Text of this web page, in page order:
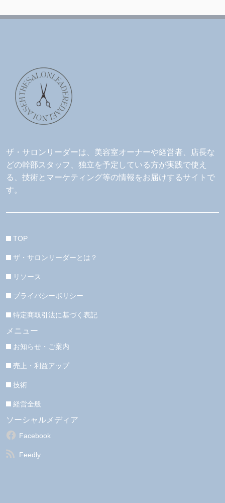
ザ・サロンリーダーは、美容室オーナーや経営者、店長な
どの幹部スタッフ、独立を予定している方が実践で使え
る、技術とマーケティング等の情報をお届けするサイトで
す。
TOP
ザ・サロンリーダーとは？
リソース
プライバシーポリシー
特定商取引法に基づく表記
メニュー
お知らせ・ご案内
売上・利益アップ
技術
経営全般
ソーシャルメディア
Facebook
Feedly